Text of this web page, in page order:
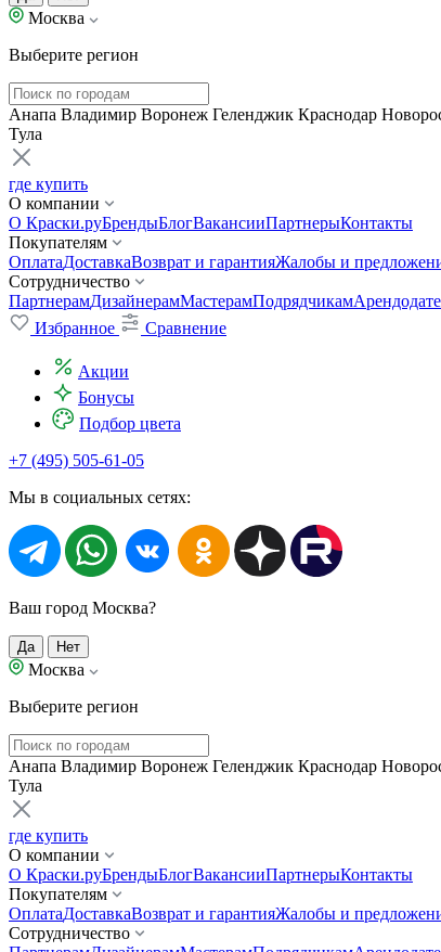
Москва
Выберите регион
Анапа Владимир Воронеж Геленджик Краснодар
Тула
где купить
О компании
О Краски.руБрендыБлогВакансииПартнерыКонтакты
Покупателям
ОплатаДоставкаВозврат и гарантияЖалобы и
Сотрудничество
ПартнерамДизайнерамМастерамПодрядчикам
Избранное
Сравнение
Акции
Бонусы
Подбор цвета
+7 (495) 505-61-05
Мы в социальных сетях:
Ваш город Москва?
Да Нет
Москва
Выберите регион
Анапа Владимир Воронеж Геленджик Краснодар
Тула
где купить
О компании
О Краски.руБрендыБлогВакансииПартнерыКонтакты
Покупателям
ОплатаДоставкаВозврат и гарантияЖалобы и
Сотрудничество